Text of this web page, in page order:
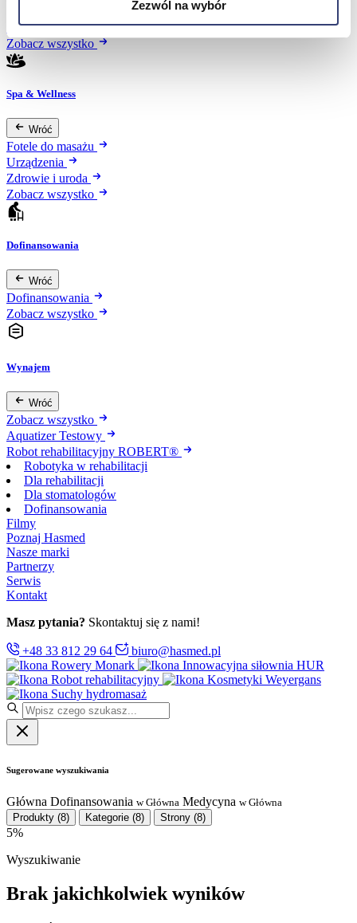
Zezwól na wybór
Fotele
Zobacz wszystko
Spa & Wellness
Wróć
Fotele do masażu
Urządzenia
Zdrowie i uroda
Zobacz wszystko
Dofinansowania
Wróć
Dofinansowania
Zobacz wszystko
Wynajem
Wróć
Zobacz wszystko
Aquatizer Testowy
Robot rehabilitacyjny ROBERT®
Robotyka w rehabilitacji
Dla rehabilitacji
Dla stomatologów
Dofinansowania
Filmy
Poznaj Hasmed
Nasze marki
Partnerzy
Serwis
Kontakt
Masz pytania? Skontaktuj się z nami!
+48 33 812 29 64
biuro@hasmed.pl
Rowery Monark
Innowacyjna siłownia HUR
Robot rehabilitacyjny
Kosmetyki Weyergans
Suchy hydromasaż
Sugerowane wyszukiwania
Główna Dofinansowania w Główna Medycyna w Główna
Produkty (8) Kategorie (8) Strony (8)
5%
Wyszukiwanie
Brak jakichkolwiek wyników